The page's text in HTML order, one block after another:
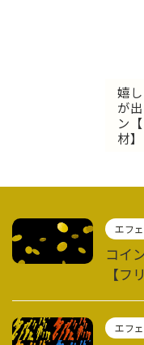
嬉
が
ン
材】
エフ
コイ
【フ
エフ